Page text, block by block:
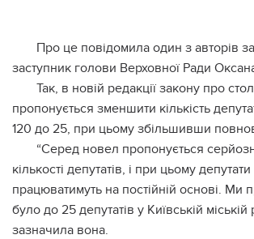
Про це повідомила один з авторів
заступник голови Верховної Ради
Так, в новій редакції закону про
пропонується зменшити кількість
120 до 25, при цьому збільшивши
“Серед новел пропонується
кількості депутатів, і при цьому
працюватимуть на постійній основі.
було до 25 депутатів у Київській міській
зазначила вона.